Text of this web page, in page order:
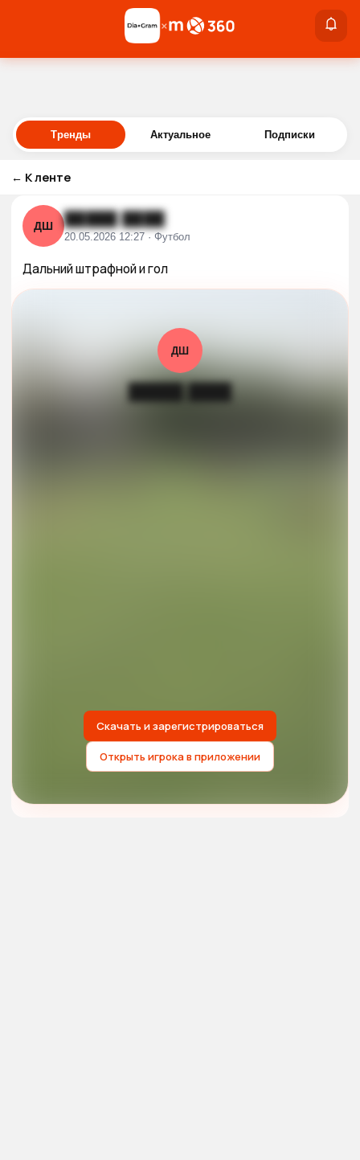
Войти
×
Тренды Актуальное Подписки
← К ленте
ДШ █████ ████
20.05.2026 12:27 · Футбол
Дальний штрафной и гол
ДШ
█████ ████
Скачать и зарегистрироваться
Открыть игрока в приложении